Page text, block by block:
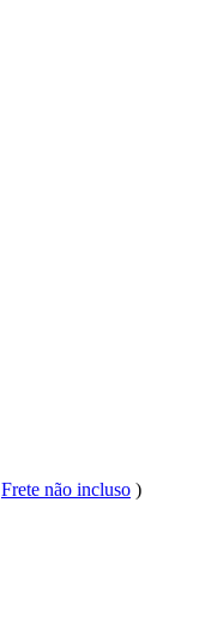
Frete não incluso )